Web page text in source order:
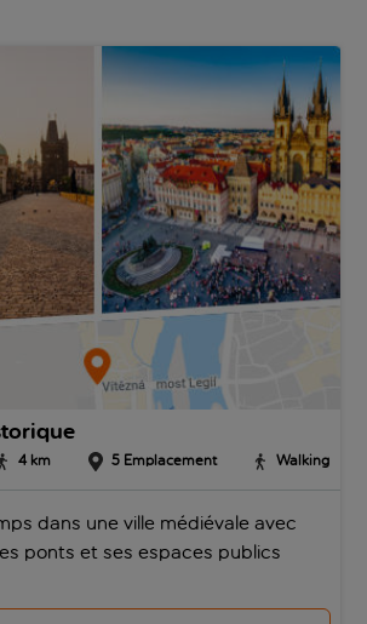
une perspective séduisante, avec un
et de nouveau, et ses nombreuses
4 km 5 Emplacement Walking
dans une ville médiévale avec
ponts et ses espaces publics